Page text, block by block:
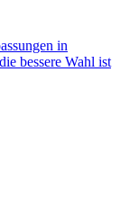
in
bessere Wahl ist